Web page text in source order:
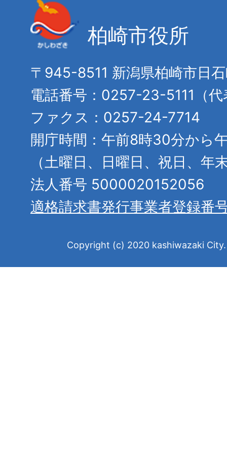
柏崎市役所
〒945-8511 新潟県柏崎市日
電話番号：0257-23-5111（代
ファクス：0257-24-7714
開庁時間：午前8時30分から
（土曜日、日曜日、祝日、年
法人番号 5000020152056
適格請求書発行事業者登録番
Copyright (c) 2020 kashiwazaki